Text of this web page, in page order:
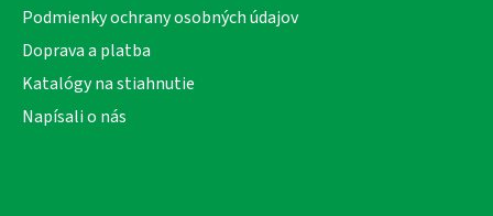
Podmienky ochrany osobných údajov
Doprava a platba
Katalógy na stiahnutie
Napísali o nás